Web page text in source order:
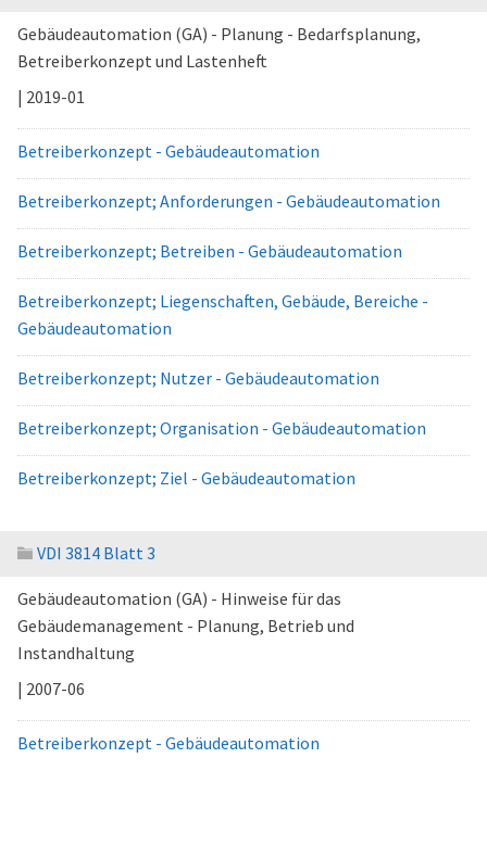
Gebäudeautomation (GA) - Planung - Bedarfsplanung,
Betreiberkonzept und Lastenheft
| 2019-01
Betreiberkonzept - Gebäudeautomation
Betreiberkonzept; Anforderungen - Gebäudeautomation
Betreiberkonzept; Betreiben - Gebäudeautomation
Betreiberkonzept; Liegenschaften, Gebäude, Bereiche -
Gebäudeautomation
Betreiberkonzept; Nutzer - Gebäudeautomation
Betreiberkonzept; Organisation - Gebäudeautomation
Betreiberkonzept; Ziel - Gebäudeautomation
VDI 3814 Blatt 3
Gebäudeautomation (GA) - Hinweise für das
Gebäudemanagement - Planung, Betrieb und
Instandhaltung
| 2007-06
Betreiberkonzept - Gebäudeautomation